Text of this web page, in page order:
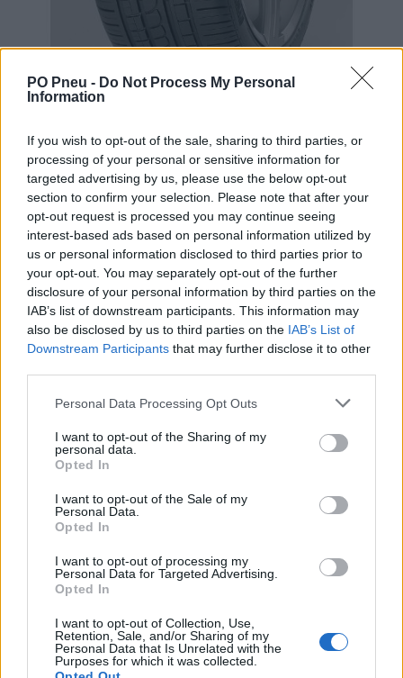
PO Pneu - Do Not Process My Personal
Information
If you wish to opt-out of the sale, sharing to third parties, or
processing of your personal or sensitive information for
targeted advertising by us, please use the below opt-out
section to confirm your selection. Please note that after your
opt-out request is processed you may continue seeing
interest-based ads based on personal information utilized by
us or personal information disclosed to third parties prior to
your opt-out. You may separately opt-out of the further
disclosure of your personal information by third parties on the
IAB’s list of downstream participants. This information may
also be disclosed by us to third parties on the IAB’s List of
Downstream Participants that may further disclose it to other
Personal Data Processing Opt Outs
I want to opt-out of the Sharing of my
personal data.
Opted In
I want to opt-out of the Sale of my
Personal Data.
Opted In
I want to opt-out of processing my
Personal Data for Targeted Advertising.
Opted In
I want to opt-out of Collection, Use,
Retention, Sale, and/or Sharing of my
Personal Data that Is Unrelated with the
Purposes for which it was collected.
334,50 €
- +
Séria/Značka:
Pirelli
Hmotnosť:
13 kg
275 cm
Druh pneumatiky:
Standardní
Hlučnosť:
72
Hlučnosť typ:
Y
Index kg:
103 (875kg)
Konštrukcia:
Radiální